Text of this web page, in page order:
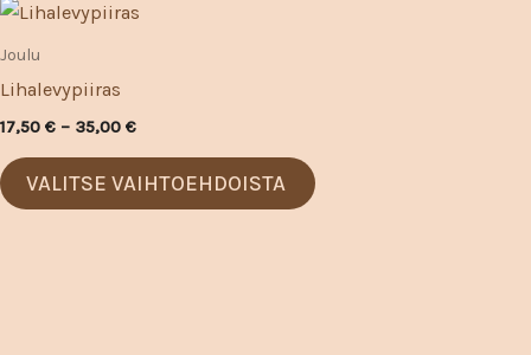
Joulu
Lihalevypiiras
17,50 € – 35,00 €
Hintaluokka:
VALITSE VAIHTOEHDOISTA
Voit